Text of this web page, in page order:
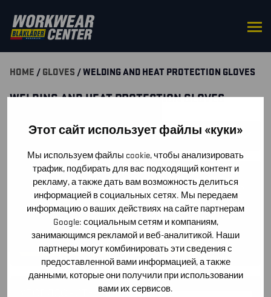
Этот сайт использует файлы «куки»
Мы используем файлы cookie, чтобы анализировать
трафик, подбирать для вас подходящий контент и
рекламу, а также дать вам возможность делиться
информацией в социальных сетях. Мы передаем
информацию о ваших действиях на сайте партнерам
Google: социальным сетям и компаниям,
занимающимся рекламой и веб-аналитикой. Наши
партнеры могут комбинировать эти сведения с
предоставленной вами информацией, а также
данными, которые они получили при использовании
вами их сервисов.
HOME / GLOVES / WELDING AND HEAT PROTECTION GLOVES
WELDING AND HEAT PROTECTION GLOVES
SUODATA TUOTTEITA
У ВАС ЕСТЬ ВОПРОСЫ О ПРОДУКЦИИ?
НАПИШИТЕ НАМ, И МЫ ОТВЕТИМ ПРИ ПЕРВОЙ
ВОЗМОЖНОСТИ!
СВЯЖИТЕСЬ С НАМИ!